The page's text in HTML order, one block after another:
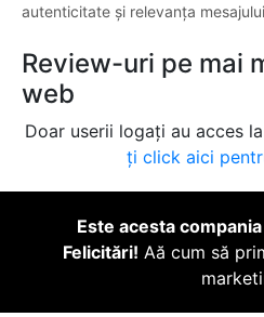
autenticitate și relevanța
Review-uri pe mai
web
Doar userii logați au acces
ți click aici
Este acesta
Felicitări! Aă cum să